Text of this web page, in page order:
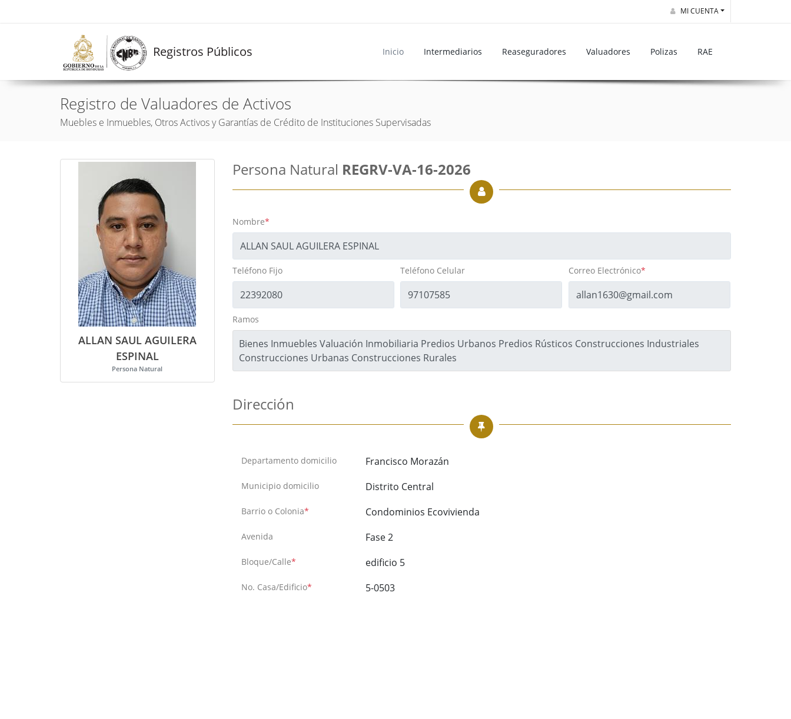
MI CUENTA
Registros Públicos Inicio Intermediarios Reaseguradores Valuadores Polizas RAE
Registro de Valuadores de Activos
Muebles e Inmuebles, Otros Activos y Garantías de Crédito de Instituciones Supervisadas
ALLAN SAUL AGUILERA
ESPINAL
Persona Natural
Persona Natural REGRV-VA-16-2026
Nombre*
Teléfono Fijo Teléfono Celular Correo Electrónico*
Ramos
Bienes Inmuebles Valuación Inmobiliaria Predios Urbanos Predios Rústicos Construcciones Industriales
Construcciones Urbanas Construcciones Rurales
Dirección
Departamento domicilio Francisco Morazán
Municipio domicilio Distrito Central
Barrio o Colonia* Condominios Ecovivienda
Avenida Fase 2
Bloque/Calle* edificio 5
No. Casa/Edificio* 5-0503